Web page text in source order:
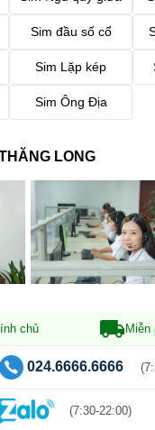
Sim đầu số cổ
Sim Lặp kép
Sim Ông Địa
LONG
chủ Miễn
024.6666.6666
(7:30-22:00)